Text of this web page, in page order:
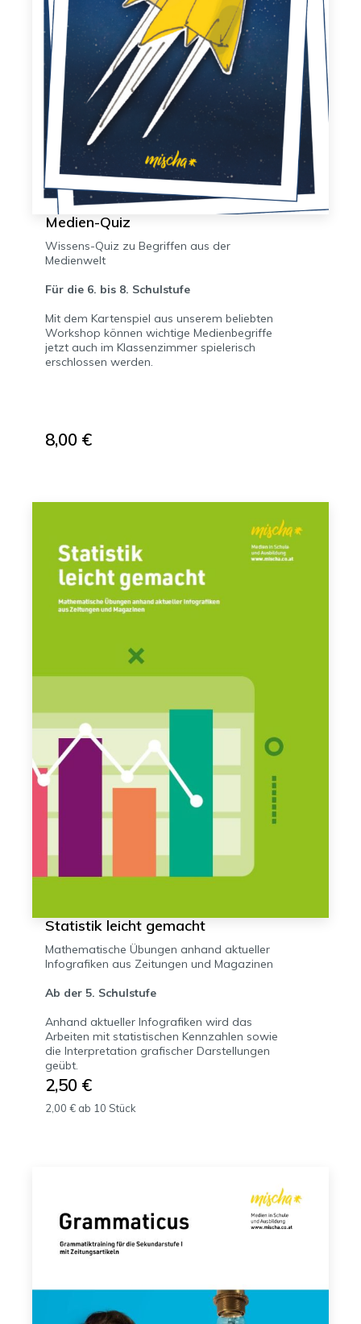
Medien-Quiz
Wissens-Quiz zu Begriffen aus der
Medienwelt
Für die 6. bis 8. Schulstufe
Mit dem Kartenspiel aus unserem beliebten
Workshop können wichtige Medienbegriffe
jetzt auch im Klassenzimmer spielerisch
erschlossen werden.
8,00 €
Statistik leicht gemacht
Mathematische Übungen anhand aktueller
Infografiken aus Zeitungen und Magazinen
Ab der 5. Schulstufe
Anhand aktueller Infografiken wird das
Arbeiten mit statistischen Kennzahlen sowie
die Interpretation grafischer Darstellungen
geübt.
2,50 €
2,00 € ab 10 Stück